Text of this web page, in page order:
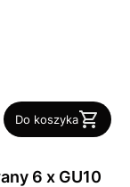
Do koszyka
6 x GU10